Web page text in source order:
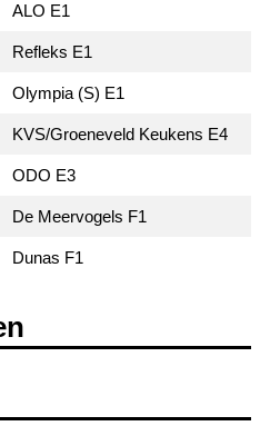
ALO E1
Refleks E1
Olympia (S) E1
KVS/Groeneveld Keukens E4
ODO E3
De Meervogels F1
Dunas F1